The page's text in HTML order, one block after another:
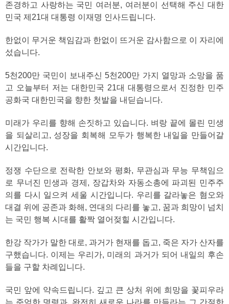
존경하고 사랑하는 국민 여러분, 여러분이 선택해 주신 대한
민국 제21대 대통령 이재명 인사드립니다.
한없이 무거운 책임감과 한없이 뜨거운 감사함으로 이 자리에
섰습니다.
5천200만 국민이 보내주신 5천200만 가지 열망과 소망을 품
고 오늘부터 저는 대한민국 21대 대통령으로서 진정한 민주
공화국 대한민국을 향한 첫발을 내딛습니다.
미래가 우리를 향해 손짓하고 있습니다. 벼랑 끝에 몰린 민생
을 되살리고, 성장을 회복해 모두가 행복한 내일을 만들어갈
시간입니다.
정쟁 수단으로 전락한 안보와 평화, 무관심과 무능 무책임으
로 무너진 민생과 경제, 장갑차와 자동소총에 파괴된 민주주
의를 다시 일으켜 세울 시간입니다. 우리를 갈라놓은 혐오와
대결 위에 공존과 화해, 연대의 다리를 놓고, 꿈과 희망이 넘치
는 국민 행복 시대를 활짝 열어젖힐 시간입니다.
한강 작가가 말한 대로, 과거가 현재를 돕고, 죽은 자가 산자를
구했습니다. 이제는 우리가, 미래의 과거가 되어 내일의 후손
들을 구할 차례입니다.
국민 앞에 약속드립니다. 깊고 큰 상처 위에 희망을 꽃피우라
는 준엄한 명령과, 완전히 새로운 나라를 만들라는 그 간절한